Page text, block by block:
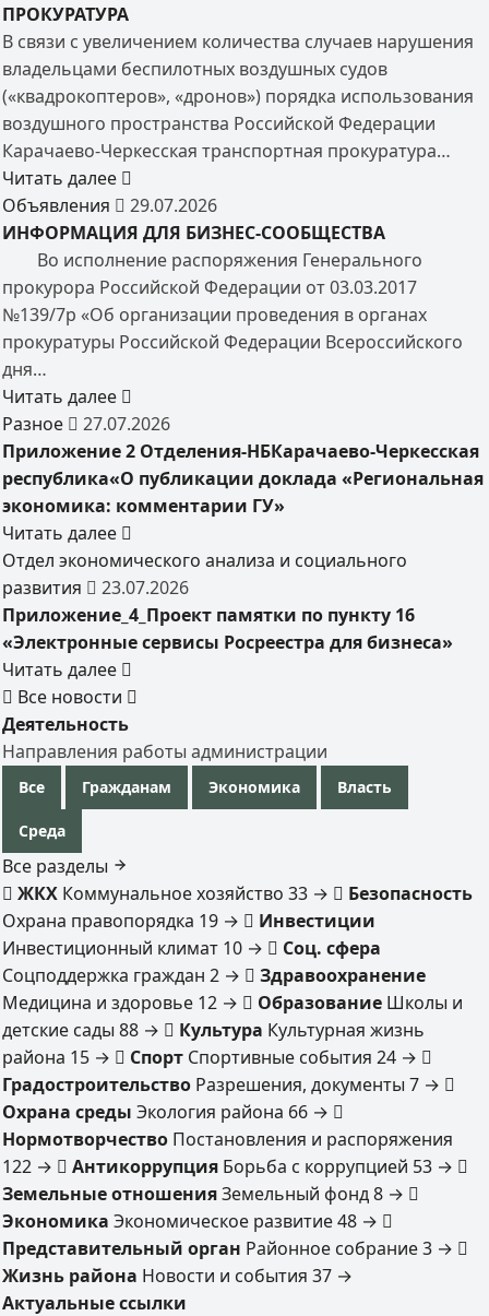
ПРОКУРАТУРА
В связи с увеличением количества случаев нарушения
владельцами беспилотных воздушных судов
(«квадрокоптеров», «дронов») порядка использования
воздушного пространства Российской Федерации
Карачаево-Черкесская транспортная прокуратура…
Читать далее
Объявления
29.07.2026
ИНФОРМАЦИЯ ДЛЯ БИЗНЕС-СООБЩЕСТВА
Во исполнение распоряжения Генерального
прокурора Российской Федерации от 03.03.2017
№139/7р «Об организации проведения в органах
прокуратуры Российской Федерации Всероссийского
дня…
Читать далее
Разное
27.07.2026
Приложение 2 Отделения-НБКарачаево-Черкесская
республика«О публикации доклада «Региональная
экономика: комментарии ГУ»
Читать далее
Отдел экономического анализа и социального
развития
23.07.2026
Приложение_4_Проект памятки по пункту 16
«Электронные сервисы Росреестра для бизнеса»
Читать далее
Все новости
Деятельность
Направления работы администрации
Все Гражданам Экономика Власть
Среда
Все разделы
ЖКХ Коммунальное хозяйство 33 →
Безопасность
Охрана правопорядка 19 →
Инвестиции
Инвестиционный климат 10 →
Соц. сфера
Соцподдержка граждан 2 →
Здравоохранение
Медицина и здоровье 12 → Образование Школы и
детские сады 88 → Культура Культурная жизнь
района 15 → Спорт Спортивные события 24 →
Градостроительство Разрешения, документы 7 →
Охрана среды Экология района 66 →
Нормотворчество Постановления и распоряжения
122 → Антикоррупция Борьба с коррупцией 53 →
Земельные отношенияЗемельный фонд8 →
Экономика Экономическое развитие48 →
Представительный орган Районное собрание3 →
Жизнь района Новости и события 37 →
Актуальные ссылки